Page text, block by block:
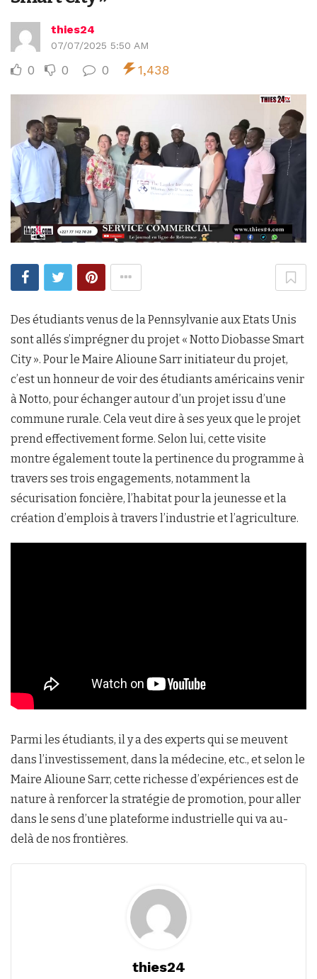
thies24
07/07/2025 5:50 AM
0 0 0 1,438
Des étudiants venus de la Pennsylvanie aux Etats Unis
sont allés s’imprégner du projet « Notto Diobasse Smart
City ». Pour le Maire Alioune Sarr initiateur du projet,
c’est un honneur de voir des étudiants américains venir
à Notto, pour échanger autour d’un projet issu d’une
commune rurale. Cela veut dire à ses yeux que le projet
prend effectivement forme. Selon lui, cette visite
montre également toute la pertinence du programme à
travers ses trois engagements, notamment la
sécurisation foncière, l’habitat pour la jeunesse et la
création d’emplois à travers l’industrie et l’agriculture.
Parmi les étudiants, il y a des experts qui se meuvent
dans l’investissement, dans la médecine, etc., et selon le
Maire Alioune Sarr, cette richesse d’expériences est de
nature à renforcer la stratégie de promotion, pour aller
dans le sens d’une plateforme industrielle qui va au-
delà de nos frontières.
thies24